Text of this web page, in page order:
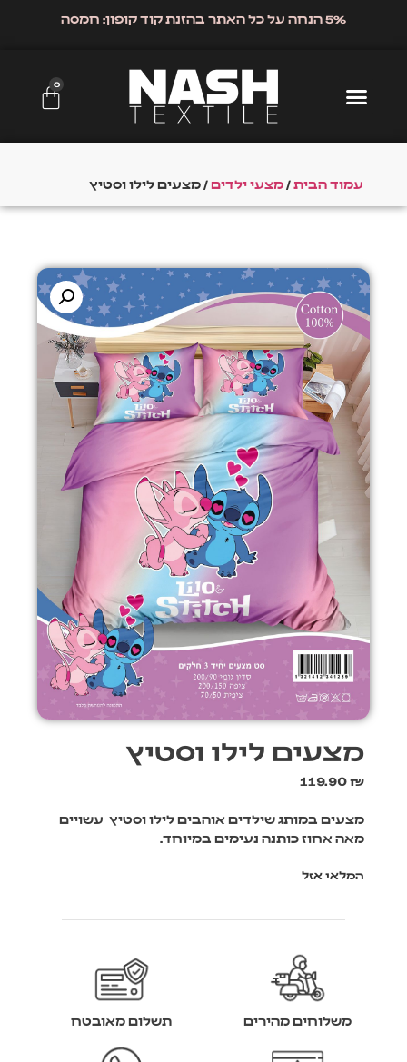
5% הנחה על כל האתר בהזנת קוד קופון: חמסה
0
עמוד הבית/מצעי ילדים/ מצעים לילו וסטיץ
מצעים לילו וסטיץ
119.90₪
מצעים במותג שילדים אוהבים לילו וסטיץ עשויים
מאה אחוז כותנה נעימים במיוחד.
המלאי אזל
משלוחים מהירים תשלום מאובטח